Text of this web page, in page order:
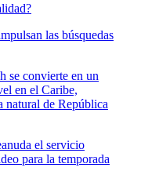
las búsquedas
se convierte en un
en el Caribe,
natural de República
el servicio
para la temporada